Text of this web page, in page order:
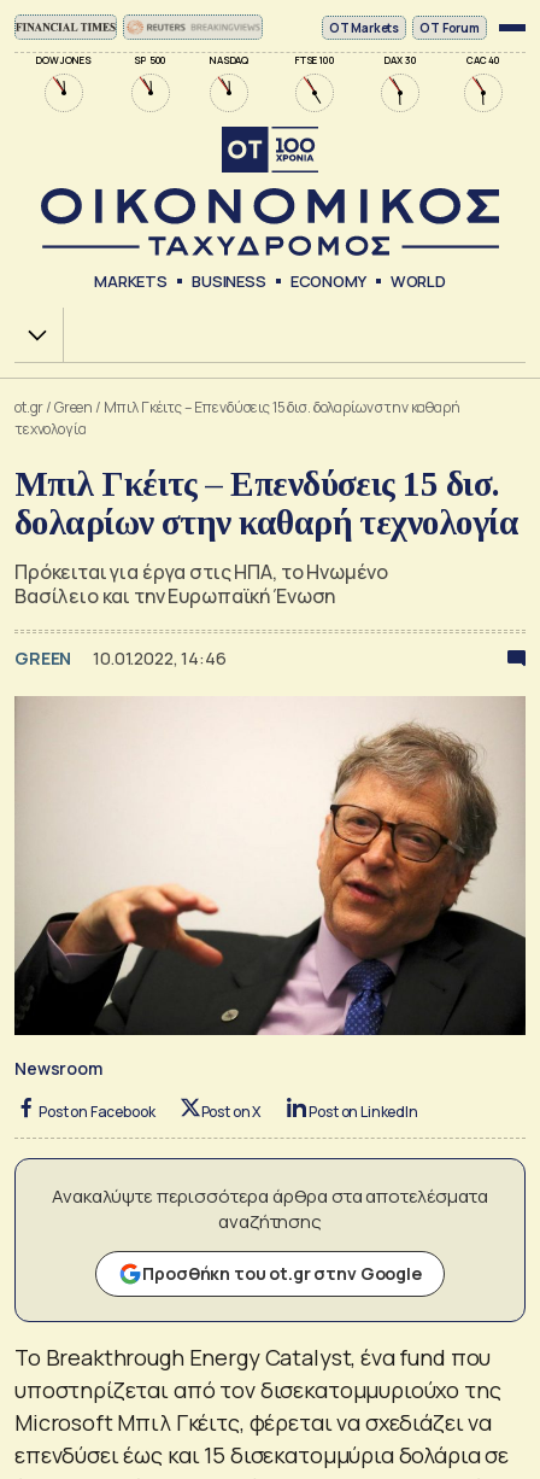
DOW JONES SP 500 NASDAQ FTSE 100 DAX 30 CAC 40
ΟΤ Markets OT Forum
MARKETS BUSINESS ECONOMY WORLD
Χ.Α.
ot.gr/Green / Μπιλ Γκέιτς – Επενδύσεις 15 δισ. δολαρίων στην καθαρή
τεχνολογία
Μπιλ Γκέιτς – Επενδύσεις 15 δισ.
δολαρίων στην καθαρή τεχνολογία
Πρόκειται για έργα στις ΗΠΑ, το Ηνωμένο
Βασίλειο και την Ευρωπαϊκή Ένωση
GREEN 10.01.2022, 14:46
Newsroom
Post on Facebook Post on X Post on LinkedIn
Ανακαλύψτε περισσότερα άρθρα στα αποτελέσματα
αναζήτησης
Προσθήκη του ot.gr στην Google
Το Breakthrough Energy Catalyst, ένα fund που
υποστηρίζεται από τον δισεκατομμυριούχο της
Microsoft Μπιλ Γκέιτς, φέρεται να σχεδιάζει να
επενδύσει έως και 15 δισεκατομμύρια δολάρια σε